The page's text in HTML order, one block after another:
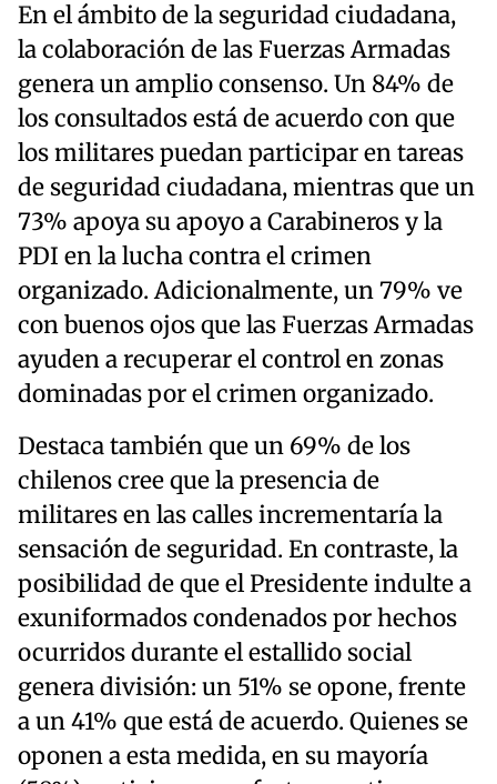
En el ámbito de la seguridad ciudadana,
la colaboración de las Fuerzas Armadas
genera un amplio consenso. Un 84% de
los consultados está de acuerdo con que
los militares puedan participar en tareas
de seguridad ciudadana, mientras que un
73% apoya su apoyo a Carabineros y la
PDI en la lucha contra el crimen
organizado. Adicionalmente, un 79% ve
con buenos ojos que las Fuerzas Armadas
ayuden a recuperar el control en zonas
dominadas por el crimen organizado.
Destaca también que un 69% de los
chilenos cree que la presencia de
militares en las calles incrementaría la
sensación de seguridad. En contraste, la
posibilidad de que el Presidente indulte a
exuniformados condenados por hechos
ocurridos durante el estallido social
genera división: un 51% se opone, frente
a un 41% que está de acuerdo. Quienes se
oponen a esta medida, en su mayoría